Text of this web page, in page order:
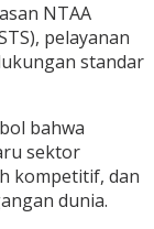
NTAA
pelayanan
standar
bahwa
sektor
kompetitif, dan
dunia.